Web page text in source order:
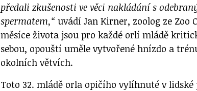
předali zkušenosti ve věci nakládání s
spermatem,“ uvádí Jan Kirner, zoolog ze Zoo
měsíce života jsou pro každé orlí mládě
sebou, opouští uměle vytvořené hnízdo a
okolních větvích.
Toto 32. mládě orla opičího vylíhnuté v lidské